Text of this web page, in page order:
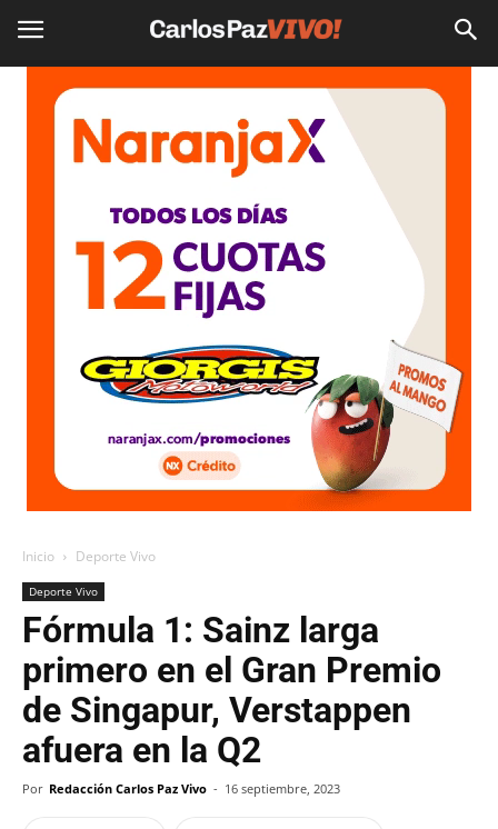
Inicio Deporte Vivo
Deporte Vivo
Fórmula 1: Sainz larga
primero en el Gran Premio
de Singapur, Verstappen
afuera en la Q2
Por Redacción Carlos Paz Vivo - 16 septiembre, 2023